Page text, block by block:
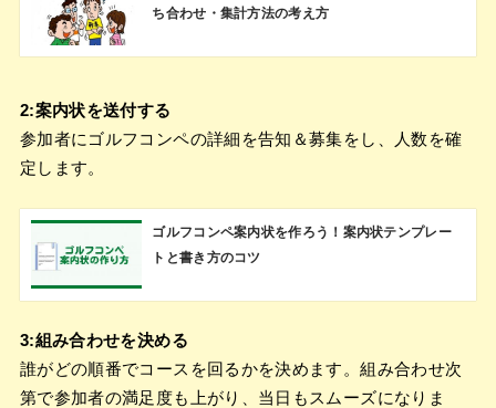
ち合わせ・集計方法の考え方
2:案内状を送付する
参加者にゴルフコンペの詳細を告知＆募集をし、人数を確
定します。
ゴルフコンペ案内状を作ろう！案内状テンプレー
トと書き方のコツ
3:組み合わせを決める
誰がどの順番でコースを回るかを決めます。組み合わせ次
第で参加者の満足度も上がり、当日もスムーズになりま